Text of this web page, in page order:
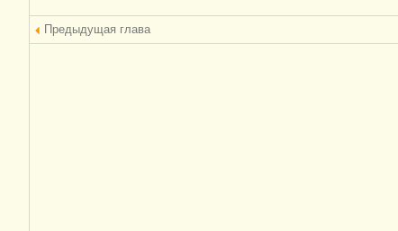
Предыдущая глава